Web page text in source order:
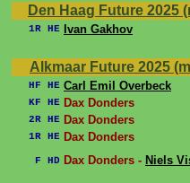
Den Haag Future 2025
1R HE Ivan Gakhov
Alkmaar Future 2025
HF HE Carl Emil Overbeck
KF HE Dax Donders
2R HE Dax Donders
1R HE Dax Donders
F HD Dax Donders - Niels